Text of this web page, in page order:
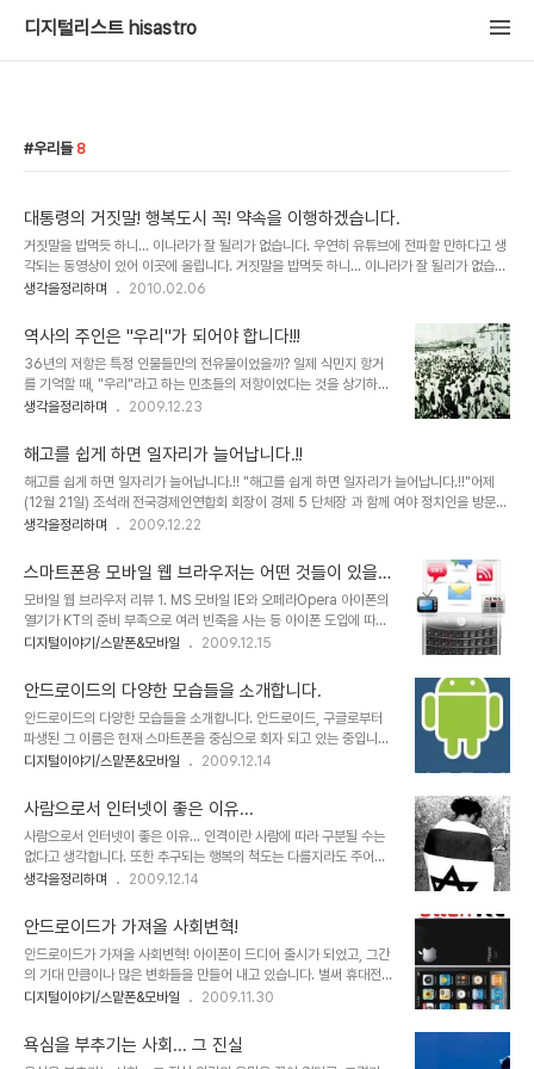
디지털리스트 hisastro
우리들 8
대통령의 거짓말! 행복도시 꼭! 약속을 이행하겠습니다.
거짓말을 밥먹듯 하니... 이나라가 잘 될리가 없습니다. 우연히 유튜브에 전파할 만하다고 생
각되는 동영상이 있어 이곳에 올립니다. 거짓말을 밥먹듯 하니... 이나라가 잘 될리가 없습니
다. 이 모습을 보고 싶지 않은 분들이 많겠지만, 우리들 스스로 반성해야 한다는 것을 상기할
잘못이 얼마나 큰지 본격적인 경험은 하지도 못했다고 생각합니다.하지만, 이미 많은 사람들
이 어려움을 경험하고 있으며, 뭔가 잘못되었다는 것을 깨닫기 시작한 것 같기는 합니다. 그
러나 아직 먼것 같습니다. 아직... 세상의 악들이 지닌 공통점이 있습니다. 거짓말을 잘한다는
것과 뻔뻔하다는 것. 그리고 자신을 치장하려 들고 자신을 위시한 생각과 ..
생각을정리하며 2010.02.06
역사의 주인은 "우리"가 되어야 합니다!!!
36년의 저항은 특정 인물들만의 전유물이었을까? 일제 식민지 항거
를 기억할 때, "우리"라고 하는 민초들의 저항이었다는 것을 상기하기
란 쉽지가 않습니다. ▲ 1919년 3월 1일을 기하여 일어난 거족적인
국민족문화대백과 / 네이트(일부 편집 수정) 문득 그 이유가 무엇이었
을까를 생각해 보았는데, 그것은 그 저항에 대한 역사적 기술에 있어
위정자들의 숨은 의도가 있었기 때문이 아닐까라는 답이 도출되었습
니다. 우리는 프랑스 혁명을 기억하는데 있어 특정한 누구를 떠올리지
않습니다. -물론 그들이 추앙하는 인물은 있을 지언정- 하지만 정작
인물들만이 있을 뿐입니다. 왜일..
생각을정리하며 2009.12.23
해고를 쉽게 하면 일자리가 늘어납니다.!!
해고를 쉽게 하면 일자리가 늘어납니다.!! "해고를 쉽게 하면 일자리가 늘어납니다.!!"어제
(12월 21일) 조석래 전국경제인연합회 회장이 경제 5 단체장 과 함께 여야 정치인을 방문하
여 말했다는 발언 내용입니다. 정말로 그럴까요? 과연 해고를 쉽게 하면 일자리가 늘어날까
살아가는 대부분의 우리들은 스스로의 자화상에 대해 생각할 부분이 없지 않은 건 아닙니
다.-이 부분은 아래에서 잠시 언급하도록 하겠습니다.- 그러나 우리의 현실을 뒤돌아 볼 때
정말 이 말이 진정성이 담긴 말인지는 곱씹어 보게 됩니다. ▲ 우리나라의 재벌에 관한 서적
언젠가 숨겨진 우리의 근대사에 대한 책을 본 적이 있습니다.일제의 침략이 끝난..
생각을정리하며 2009.12.22
스마트폰용 모바일 웹 브라우저는 어떤 것들이 있을
까?
모바일 웹 브라우저 리뷰 1. MS 모바일 IE와 오페라Opera 아이폰의
열기가 KT의 준비 부족으로 여러 빈축을 사는 등 아이폰 도입에 따른
관심 만큼 그 불협화음도 적지 않았던 것 같습니다. 하지만, 아이폰에
을 줄 모르는 듯 합니다. 그리고 이제 그 열기는 여타의 나라들에서 그
랬듯이 서서히 우리나라도 스마트폰의 대중화라는 방향으로 이어지고
있어 보입니다. ▲ 과거 데스크탑 PC에서 하던 모든 일을 이제는 모
바일로 한다! 그렇습니다. 이제 스마트폰이 중심이 되는 모바일 시대가
시작되고 있는 겁니다. 그렇다면, 모바일 시대의 핵심적 도구가 될 스
로 예상되는 것으로 가장 첫..
디지털이야기/스맡폰&모바일 2009.12.15
안드로이드의 다양한 모습들을 소개합니다.
안드로이드의 다양한 모습들을 소개합니다. 안드로이드, 구글로부터
파생된 그 이름은 현재 스마트폰을 중심으로 회자 되고 있는 중입니다.
하지만, 얼마 전 "안드로이드가 가져올 사회변혁!"이라는 포스트에서
며, 시작은 안드로이드라는 이름으로 시작되었지만, 진정한 인간 중심
의 공존과 공유로써 함께하는 세상의 바탕이 되리라 생각하고 있습니
다. ▲ Android 공식 Logo 및 마스코트 재밌는 사실은 이미 벌써
안드로이드와 관련된 여러 다양성에 대한 이야기들이 기사화되고 있
으며, 그 다양한 안드로이드의 모습에 대한 기본 로고를 수많은 사람들
거듭하여 나름대로의 귀엽고 재밌는 모습으로 매일..
디지털이야기/스맡폰&모바일 2009.12.14
사람으로서 인터넷이 좋은 이유...
사람으로서 인터넷이 좋은 이유... 인격이란 사람에 따라 구분될 수는
없다고 생각합니다. 또한 추구되는 행복의 척도는 다를지라도 주어지
는 그 가치가 차별적이어서도 안된다고 봅니다. 설형 무언가 부족하고
로도 정당화될 수 없습니다. ▲ 역사의 순환... 아이러니라고 해야 할
까요? 나찌는 유태를 유태는 아랍을... 그 이유는 사람이란 환경적 요
인에 따라 달라질 수 있기 때문입니다. 물론, 저주와 같은 그 낙인이 당
연시 치부되는 현실은 현재를 살아가는 우리들의 자화상이라고도 할
수도 있겠지만... 가령, 이렇게 묻고 싶습니다. 가.난.하고 싶은사람?!!!
사람..
생각을정리하며 2009.12.14
안드로이드가 가져올 사회변혁!
안드로이드가 가져올 사회변혁! 아이폰이 드디어 출시가 되었고, 그간
의 기대 만큼이나 많은 변화들을 만들어 내고 있습니다. 벌써 휴대전화
통신요금의 인하가 거론되거나 발표되고 있고, 이동통신사 별로 데이
보입니다. 이제 곧 안드로이드도 국내에 선보이게 됩니다. 들려오는 소
문들 중에는 "한국형 안드로이드"라는 말로 스팩이 다운된 형태의 출
디지털이야기/스맡폰&모바일 2009.11.30
욕심을 부추기는 사회... 그 진실